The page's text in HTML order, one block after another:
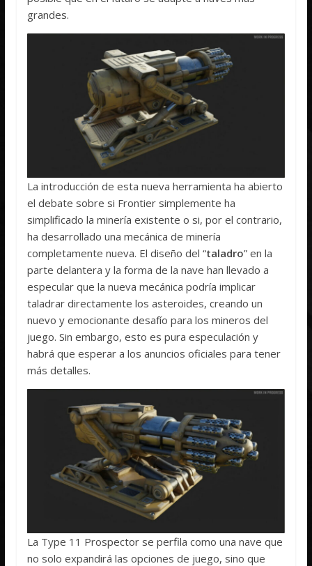
grandes.
La introducción de esta nueva herramienta ha abierto
el debate sobre si Frontier simplemente ha
simplificado la minería existente o si, por el contrario,
ha desarrollado una mecánica de minería
completamente nueva. El diseño del “taladro” en la
parte delantera y la forma de la nave han llevado a
especular que la nueva mecánica podría implicar
taladrar directamente los asteroides, creando un
nuevo y emocionante desafío para los mineros del
juego. Sin embargo, esto es pura especulación y
habrá que esperar a los anuncios oficiales para tener
más detalles.
La Type 11 Prospector se perfila como una nave que
no solo expandirá las opciones de juego, sino que